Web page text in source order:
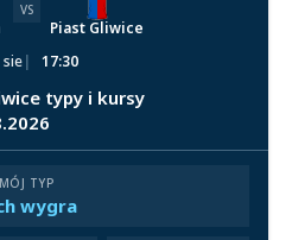
VS
Piast Gliwice
sie
17:30
typy i kursy
MÓJ TYP
wygra